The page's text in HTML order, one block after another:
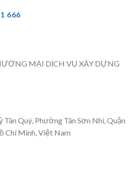
666
MẠI DỊCH VỤ XÂY DỰNG
Tân Quý, Phường Tân Sơn Nhì, Quận
Chí Minh, Việt Nam